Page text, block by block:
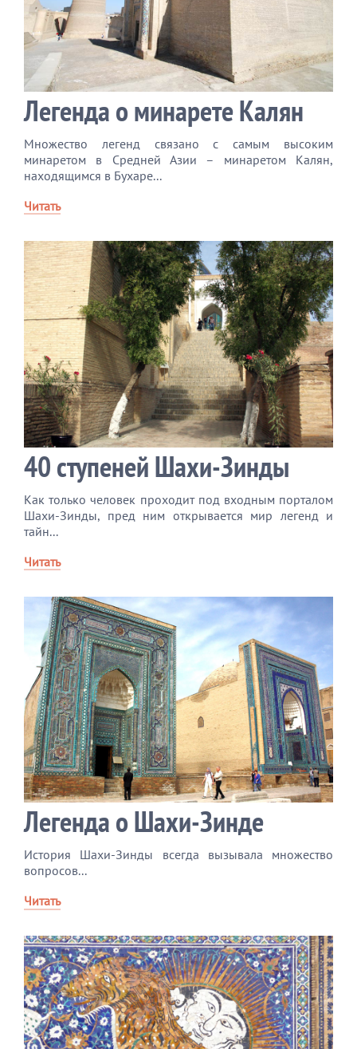
Легенда о минарете Калян
Множество легенд связано с самым высоким
минаретом в Средней Азии – минаретом Калян,
находящимся в Бухаре...
Читать
40 ступеней Шахи-Зинды
Как только человек проходит под входным порталом
Шахи-Зинды, пред ним открывается мир легенд и
тайн...
Читать
Легенда о Шахи-Зинде
История Шахи-Зинды всегда вызывала множество
вопросов...
Читать